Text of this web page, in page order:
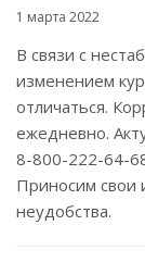
1 марта 2022
В связи с
изменением
отличаться.
ежедневно.
8-800-222-64-
Приносим свои
неудобства.